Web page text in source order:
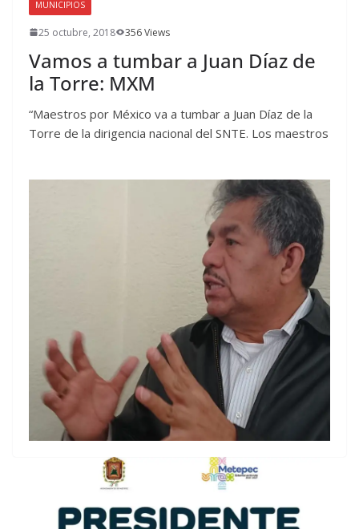
MUNICIPIOS
25 octubre, 2018 356 Views
Vamos a tumbar a Juan Díaz de
la Torre: MXM
“Maestros por México va a tumbar a Juan Díaz de la
Torre de la dirigencia nacional del SNTE. Los maestros